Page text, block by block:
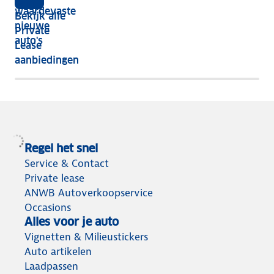
Bekijk alle
Private
Lease
aanbiedingen
écht
jaar
nog
het
meeste
waardevaste
nieuwe
auto's
Regel het snel
Service & Contact
Private lease
ANWB Autoverkoopservice
Occasions
Alles voor je auto
Vignetten & Milieustickers
Auto artikelen
Laadpassen